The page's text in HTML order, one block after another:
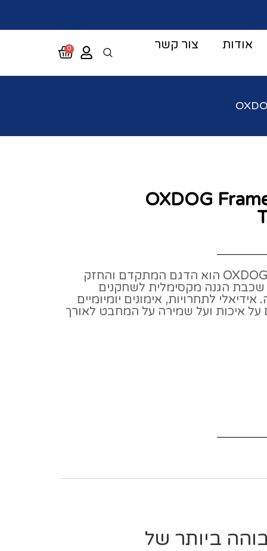
אודות
צור קשר
0
OXDOG
OXDOG Frame Protector No.5 הוא הדגם המתקדם והחזק
הגנה מקסימלית לשחקנים
לתחרויות, אימונים יומיומיים
איכות ועל שמירה על המחבט לאורך
ביותר של